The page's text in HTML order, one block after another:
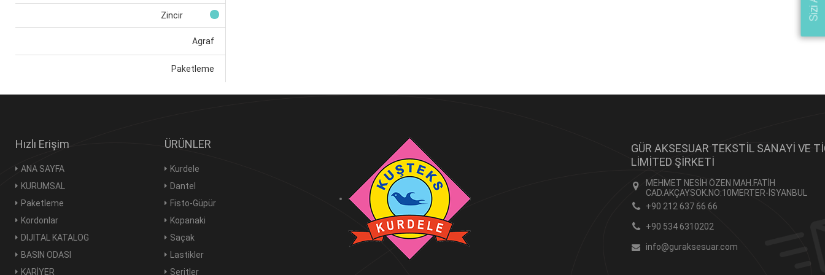
Zincir
Agraf
Paketleme
Hızlı Erişim
ANA SAYFA
KURUMSAL
Paketleme
Kordonlar
DIJITAL KATALOG
BASIN ODASI
KARİYER
ÜRÜNLER
Kurdele
Dantel
Fisto-Güpür
Kopanaki
Saçak
Lastikler
Şeritler
GÜR AKSESUAR TEKSTİL SANAYİ VE
LİMİTED ŞİRKETİ
MEHMET NESİH ÖZEN MAH.FATİH
CAD.AKÇAYSOK.NO:10MERTER-İSYANBUL
+90 212 637 66 66
+90 534 6310202
info@guraksesuar.com